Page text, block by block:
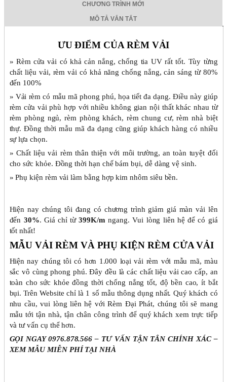
CHƯƠNG TRÌNH MỚI
MÔ TẢ VẮN TẮT
ƯU ĐIỂM CỦA RÈM VẢI
» Rèm cửa vải có khả cản nắng, chống tia UV rất tốt. Tùy từng
chất liệu vải, rèm vải có khả năng chống nắng, cản sáng từ 80%
đến 100%
» Vải rèm có mẫu mã phong phú, họa tiết đa dạng. Điều này giúp
rèm cửa vải phù hợp với nhiều không gian nội thất khác nhau từ
rèm phòng ngủ, rèm phòng khách, rèm chung cư, rèm nhà biệt
thự. Đồng thời mẫu mã đa dạng cũng giúp khách hàng có nhiều
sự lựa chọn.
» Chất liệu vải rèm thân thiện với môi trường, an toàn tuyệt đối
cho sức khỏe. Đồng thời hạn chế bám bụi, dễ dàng vệ sinh.
» Phụ kiện rèm vải làm bằng hợp kim nhôm siêu bền.
Hiện nay chúng tôi đang có chương trình giảm giá màn vải lên
đến 30%. Giá chỉ từ399K/m ngang. Vui lòng liên hệ để có giá
tốt nhất!
MẪU VẢI RÈM VÀ PHỤ KIỆN RÈM CỬA VẢI
Hiện nay chúng tôi có hơn 1.000 loại vải rèm với mẫu mã, màu
sắc vô cùng phong phú. Đây đều là các chất liệu vải cao cấp, an
toàn cho sức khỏe đồng thời chống nắng tốt, độ bền cao, ít bắt
bụi. Trên Website chỉ là 1 số mẫu thông dụng nhất. Quý khách có
nhu cầu, vui lòng liên hệ với Rèm Đại Phát, chúng tôi sẽ mang
mẫu tới tận nhà, tận chân công trình để quý khách xem trực tiếp
và tư vấn cụ thể hơn.
GỌI NGAY 0976.878.566 – TƯ VẤN TẬN TÂN CHÍNH XÁC –
XEM MẪU MIỄN PHÍ TẠI NHÀ